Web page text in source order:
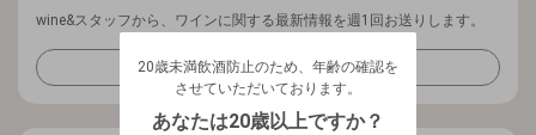
wine&スタッフから、ワインに関する最新情報を週1回お送りします。
メールマガジンを受け取る
20歳未満飲酒防止のため、年齢の確認を
させていただいております。
あなたは20歳以上ですか？
20歳未満飲酒防止のため、年齢の確認を
生年月日を入力してください。
西暦
ログアウトします。よろしいですか？